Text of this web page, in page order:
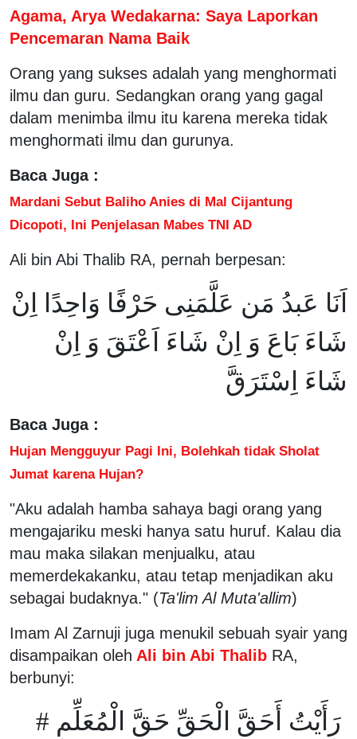
Agama, Arya Wedakarna: Saya Laporkan
Pencemaran Nama Baik
Orang yang sukses adalah yang menghormati
ilmu dan guru. Sedangkan orang yang gagal
dalam menimba ilmu itu karena mereka tidak
menghormati ilmu dan gurunya.
Baca Juga :
Mardani Sebut Baliho Anies di Mal Cijantung
Dicopoti, Ini Penjelasan Mabes TNI AD
Ali bin Abi Thalib RA, pernah berpesan:
اَنَا عَبدُ مَن عَلَّمَنِى حَرْفًا وَاحِدًا اِنْ
شَاءَ بَاعَ وَ اِنْ شَاءَ اَعْتَقَ وَ اِنْ
شَاءَ اِسْتَرَقَّ
Baca Juga :
Hujan Mengguyur Pagi Ini, Bolehkah tidak Sholat
Jumat karena Hujan?
"Aku adalah hamba sahaya bagi orang yang
mengajariku meski hanya satu huruf. Kalau dia
mau maka silakan menjualku, atau
memerdekakanku, atau tetap menjadikan aku
sebagai budaknya." (Ta'lim Al Muta'allim)
Imam Al Zarnuji juga menukil sebuah syair yang
disampaikan oleh Ali bin Abi Thalib RA,
berbunyi:
رَأَيْتُ أَحَقَّ الْحَقِّ حَقَّ الْمُعَلِّمِ #